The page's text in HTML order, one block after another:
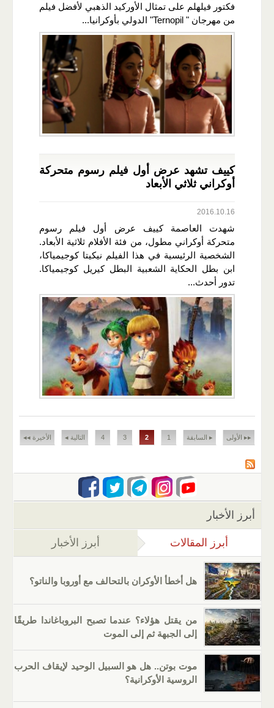
فكتور فيلهلم على تمثال الأوركيد الذهبي لأفضل فيلم
من مهرجان " Ternopil" الدولي بأوكرانيا...
كييف تشهد عرض أول فيلم رسوم متحركة
أوكراني ثلاثي الأبعاد
2016.10.16
شهدت العاصمة كييف عرض أول فيلم رسوم
متحركة أوكراني مطول، من فئة الأفلام ثلاثية الأبعاد.
الشخصية الرئيسية في هذا الفيلم نيكيتا كوجيمياكا،
ابن بطل الحكاية الشعبية البطل كيريل كوجيمياكا.
تدور أحدث...
الصفحات
▸▸ الأولى ▸ السابقة 1
2
3
4 التالية ◂ الأخيرة ◂◂
أبرز الأخبار
أبرز المقالات (علامة التبويب النشطة)
أبرز الأخبار
هل أخطأ الأوكران بالتحالف مع أوروبا والناتو؟
من يقتل هؤلاء؟ عندما تصبح البروباغاندا طريقًا
إلى الجبهة ثم إلى الموت
موت بوتن.. هل هو السبيل الوحيد لإيقاف الحرب
الروسية الأوكرانية؟